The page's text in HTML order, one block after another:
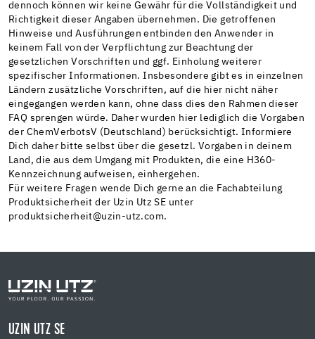
dennoch können wir keine Gewähr für die Vollständigkeit und
Richtigkeit dieser Angaben übernehmen. Die getroffenen
Hinweise und Ausführungen entbinden den Anwender in
keinem Fall von der Verpflichtung zur Beachtung der
gesetzlichen Vorschriften und ggf. Einholung weiterer
spezifischer Informationen. Insbesondere gibt es in einzelnen
Ländern zusätzliche Vorschriften, auf die hier nicht näher
eingegangen werden kann, ohne dass dies den Rahmen dieser
FAQ sprengen würde. Daher wurden hier lediglich die Vorgaben
der ChemVerbotsV (Deutschland) berücksichtigt. Informiere
Dich daher bitte selbst über die gesetzl. Vorgaben in deinem
Land, die aus dem Umgang mit Produkten, die eine H360-
Kennzeichnung aufweisen, einhergehen.
Für weitere Fragen wende Dich gerne an die Fachabteilung
Produktsicherheit der Uzin Utz SE unter
produktsicherheit@uzin-utz.com.
UZIN UTZ SE